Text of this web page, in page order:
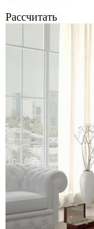
Рассчитать